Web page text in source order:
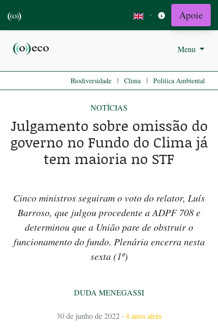
· Apoie
Menu
Biodiversidade | Clima | Politica Ambiental
NOTÍCIAS
Julgamento sobre omissão do
governo no Fundo do Clima já
tem maioria no STF
Cinco ministros seguiram o voto do relator, Luís
Barroso, que julgou procedente a ADPF 708 e
determinou que a União pare de obstruir o
funcionamento do fundo. Plenária encerra nesta
sexta (1º)
DUDA MENEGASSI
30 de junho de 2022 · 4 anos atrás